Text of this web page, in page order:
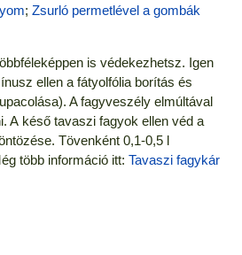
; Zsurló permetlével a gombák
is védekezhetsz. Igen
ellen a fátyolfólia borítás és
A fagyveszély elmúltával
A késő tavaszi fagyok ellen véd a
Tövenként 0,1-0,5 l
több információ itt: Tavaszi fagykár